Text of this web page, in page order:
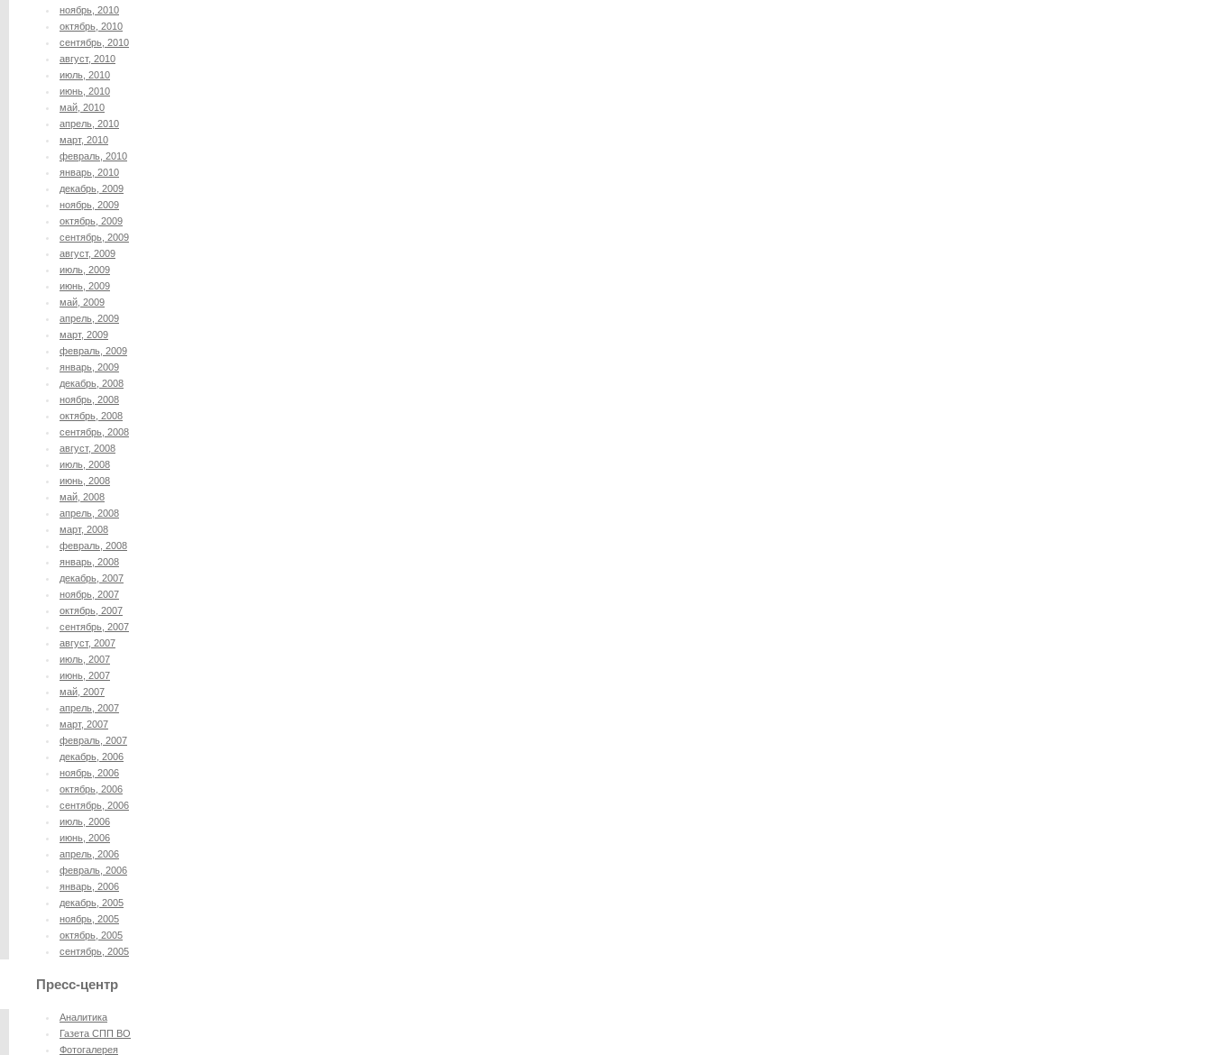
ноябрь, 2010
октябрь, 2010
сентябрь, 2010
август, 2010
июль, 2010
июнь, 2010
май, 2010
апрель, 2010
март, 2010
февраль, 2010
январь, 2010
декабрь, 2009
ноябрь, 2009
октябрь, 2009
сентябрь, 2009
август, 2009
июль, 2009
июнь, 2009
май, 2009
апрель, 2009
март, 2009
февраль, 2009
январь, 2009
декабрь, 2008
ноябрь, 2008
октябрь, 2008
сентябрь, 2008
август, 2008
июль, 2008
июнь, 2008
май, 2008
апрель, 2008
март, 2008
февраль, 2008
январь, 2008
декабрь, 2007
ноябрь, 2007
октябрь, 2007
сентябрь, 2007
август, 2007
июль, 2007
июнь, 2007
май, 2007
апрель, 2007
март, 2007
февраль, 2007
декабрь, 2006
ноябрь, 2006
октябрь, 2006
сентябрь, 2006
июль, 2006
июнь, 2006
апрель, 2006
февраль, 2006
январь, 2006
декабрь, 2005
ноябрь, 2005
октябрь, 2005
сентябрь, 2005
Пресс-центр
Аналитика
Газета СПП ВО
Фотогалерея